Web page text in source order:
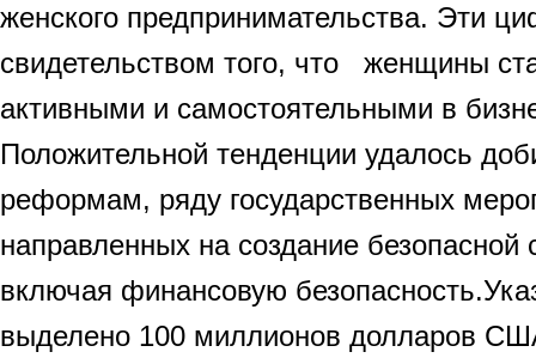
женского предпринимательства. Эти
свидетельством того, что женщины
активными и самостоятельными в
Положительной тенденции удалось
реформам, ряду государственных
направленных на создание
включая финансовую
выделено 100 миллионов долларов